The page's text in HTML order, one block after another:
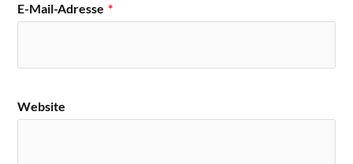
E-Mail-Adresse *
Website